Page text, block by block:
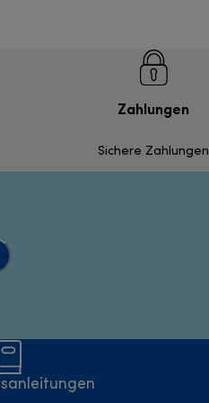
Zahlungen
Sichere Zahlungen